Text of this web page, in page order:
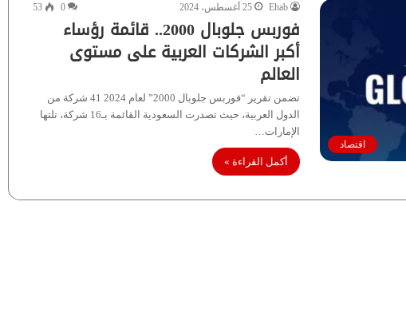
اقتصاد
Ehab 25 أغسطس، 2024 0
53
فوربس جلوبال 2000.. قائمة رؤساء
أكبر الشركات العربية على مستوى
العالم
تضمن تقرير “فوربس جلوبال 2000” لعام 2024 41 شركة من
الدول العربية، حيث تصدرت السعودية القائمة بـ16 شركة، تلتها
الإمارات…
أكمل القراءة »